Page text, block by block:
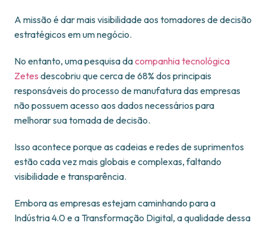
A missão é dar mais visibilidade aos tomadores de decisão
estratégicos em um negócio.
No entanto, uma pesquisa dacompanhia tecnológica
Zetes descobriu que cerca de 68% dos principais
responsáveis do processo de manufatura das empresas
não possuem acesso aos dados necessários para
melhorar sua tomada de decisão.
Isso acontece porque as cadeias e redes de suprimentos
estão cada vez mais globais e complexas, faltando
visibilidade e transparência.
Embora as empresas estejam caminhando para a
Indústria 4.0 e a Transformação Digital, a qualidade dessa